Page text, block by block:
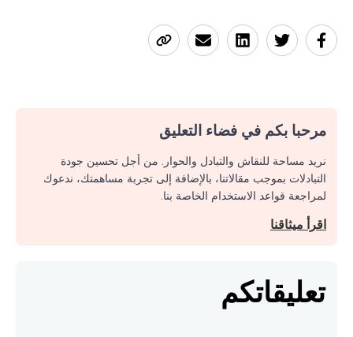
مرحبا بكم في فضاء التعليق
نريد مساحة للنقاش والتبادل والحوار. من أجل تحسين جودة
التبادلات بموجب مقالاتنا، بالإضافة إلى تجربة مساهمتك، ندعوك
لمراجعة قواعد الاستخدام الخاصة بنا.
اقرأ ميثاقنا
تعليقاتكم